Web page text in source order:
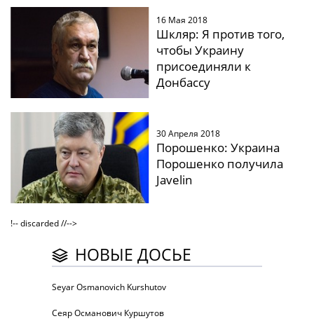
16 Мая 2018
Шкляр: Я против того,
чтобы Украину
присоединяли к
Донбассу
30 Апреля 2018
Порошенко: Украина
Порошенко получила
Javelin
!-- discarded //-->
НОВЫЕ ДОСЬЕ
Seyar Osmanovich Kurshutov
Сеяр Османович Куршутов